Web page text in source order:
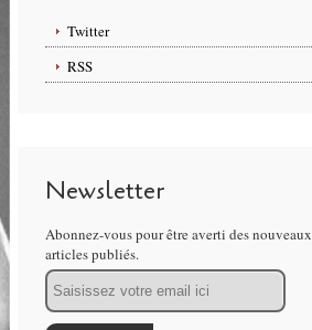
Twitter
RSS
Newsletter
Abonnez-vous pour être averti des nouveaux
articles publiés.
Email